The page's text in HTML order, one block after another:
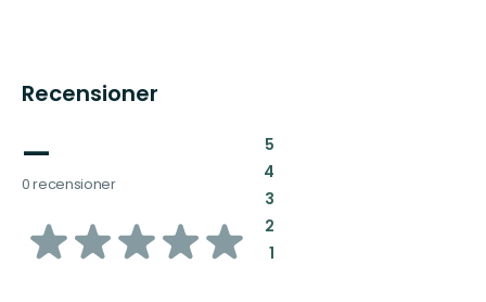
Recensioner
—
0 recensioner
av
5:
4:
3:
2:
1: